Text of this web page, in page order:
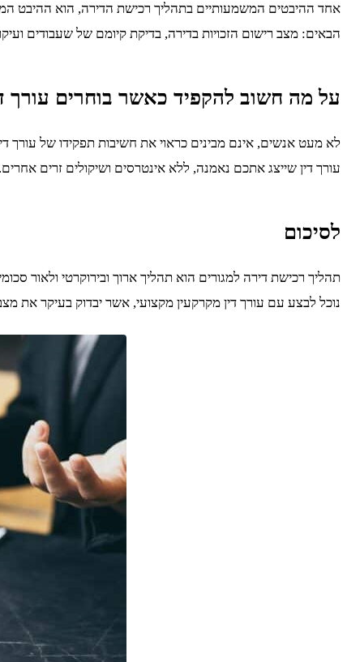
אחד ההיבטים המשמעותיים בתהליך רכישת הדירה, הוא ההיבט
הבאים: מצב רישום הזכויות בדירה, בדיקת קיומם של שעבודים
על מה חשוב להקפיד כאשר בוחרים עורך
לא מעט אנשים, אינם מבינים כראוי את חשיבות תפקידו של עורך
עורך דין שייצג אתכם נאמנה, ללא אינטרסים ושיקולים זרים אחרים.
לסיכום
תהליך רכישת דירה למגורים הוא תהליך ארוך ובירוקרטי ולאור
נוכל לבצע עם עורך דין מקרקעין מקצועי, אשר יבדוק בעיקר את